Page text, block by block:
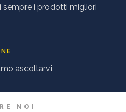
sempre i prodotti migliori
ascoltarvi
NOI